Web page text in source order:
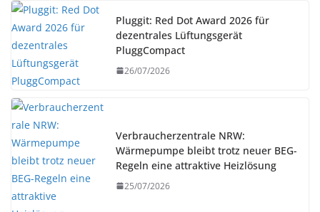
Pluggit: Red Dot Award 2026 für
dezentrales Lüftungsgerät
PluggCompact
26/07/2026
Verbraucherzentrale NRW:
Wärmepumpe bleibt trotz neuer BEG-
Regeln eine attraktive Heizlösung
25/07/2026